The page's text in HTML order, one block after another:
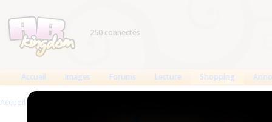
250 connectés
Accueil Images Forums Lecture Shopping
Accueil >